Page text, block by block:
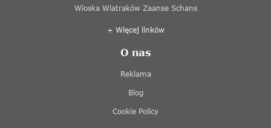
Wioska Wiatraków Zaanse Schans
+ Więcej linków
O nas
Reklama
Blog
Cookie Policy